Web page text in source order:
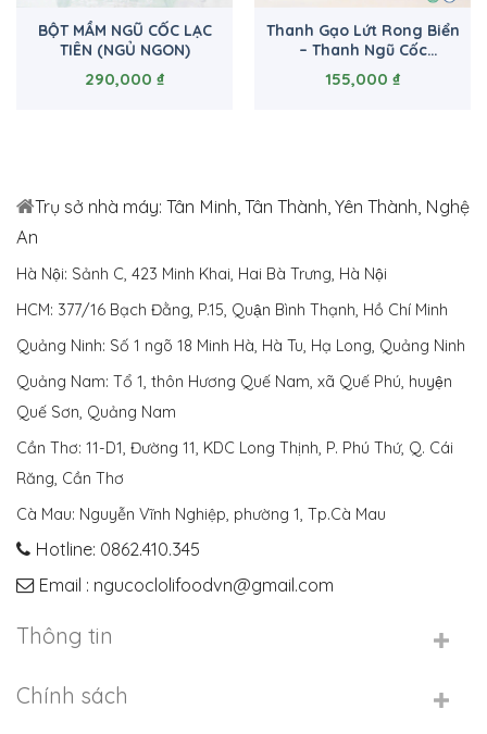
BỘT MẦM NGŨ CỐC LẠC
TIÊN (NGỦ NGON)
290,000 ₫
Thanh Gạo Lứt Rong Biển
– Thanh Ngũ Cốc
LOVIFOOD – Mua 5 Tặng 1
155,000 ₫
Trụ sở nhà máy: Tân Minh, Tân Thành, Yên Thành, Nghệ
An
Hà Nội: Sảnh C, 423 Minh Khai, Hai Bà Trưng, Hà Nội
HCM: 377/16 Bạch Đằng, P.15, Quận Bình Thạnh, Hồ Chí Minh
Quảng Ninh: Số 1 ngõ 18 Minh Hà, Hà Tu, Hạ Long, Quảng Ninh
Quảng Nam: Tổ 1, thôn Hương Quế Nam, xã Quế Phú, huyện
Quế Sơn, Quảng Nam
Cần Thơ: 11-D1, Đường 11, KDC Long Thịnh, P. Phú Thứ, Q. Cái
Răng, Cần Thơ
Cà Mau: Nguyễn Vĩnh Nghiệp, phường 1, Tp.Cà Mau
Hotline: 0862.410.345
Email : ngucoclolifoodvn@gmail.com
Thông tin
Chính sách